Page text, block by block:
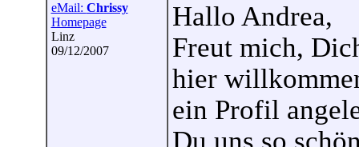
eMail: Chrissy
Homepage
Linz
09/12/2007
Hallo Andrea,
Freut mich,
hier
ein Profil
Du uns so